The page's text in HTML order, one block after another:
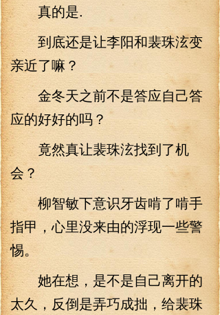
真的是.
到底还是让李阳和裴珠泫变
亲近了嘛？
金冬天之前不是答应自己答
应的好好的吗？
竟然真让裴珠泫找到了机
会？
柳智敏下意识牙齿啃了啃手
指甲，心里没来由的浮现一些警
惕。
她在想，是不是自己离开的
太久，反倒是弄巧成拙，给裴珠